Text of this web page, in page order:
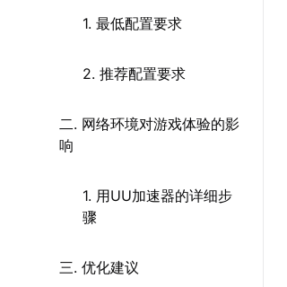
1. 最低配置要求
2. 推荐配置要求
二. 网络环境对游戏体验的影
响
1. 用UU加速器的详细步
骤
三. 优化建议